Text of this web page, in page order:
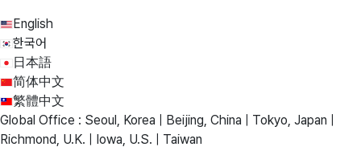
English
한국어
日本語
简体中文
繁體中文
Global Office : Seoul, Korea | Beijing, China | Tokyo, Japan |
Richmond, U.K. | Iowa, U.S. | Taiwan